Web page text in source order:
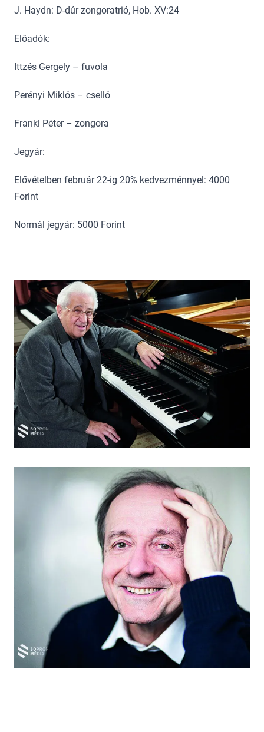
J. Haydn: D-dúr zongoratrió, Hob. XV:24
Előadók:
Ittzés Gergely – fuvola
Perényi Miklós – cselló
Frankl Péter – zongora
Jegyár:
Elővételben február 22-ig 20% kedvezménnyel: 4000
Forint
Normál jegyár: 5000 Forint